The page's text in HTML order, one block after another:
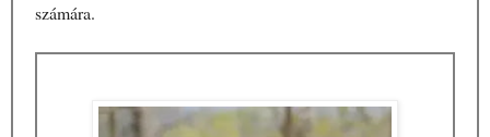
számára.